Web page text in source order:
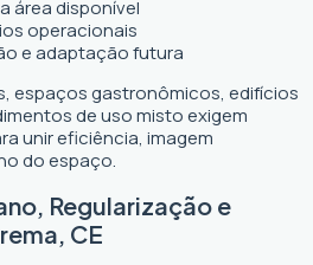
área disponível
operacionais
e adaptação futura
espaços gastronômicos, edifícios
de uso misto exigem
unir eficiência, imagem
do espaço.
Regularização e
CE